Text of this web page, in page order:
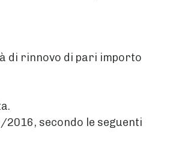
di rinnovo di pari importo
2016, secondo le seguenti